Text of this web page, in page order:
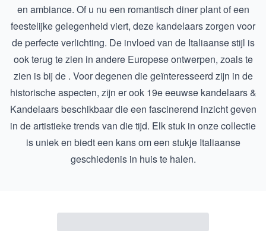
en ambiance. Of u nu een romantisch diner plant of een
feestelijke gelegenheid viert, deze kandelaars zorgen voor
de perfecte verlichting. De invloed van de Italiaanse stijl is
ook terug te zien in andere Europese ontwerpen, zoals te
zien is bij de . Voor degenen die geïnteresseerd zijn in de
historische aspecten, zijn er ook 19e eeuwse kandelaars &
Kandelaarsbeschikbaar die een fascinerend inzicht geven
in de artistieke trends van die tijd. Elk stuk in onze collectie
is uniek en biedt een kans om een stukje Italiaanse
geschiedenis in huis te halen.